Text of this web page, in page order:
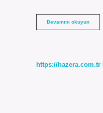
Devamını okuyunStand
Alani
https://hazera.com.tr